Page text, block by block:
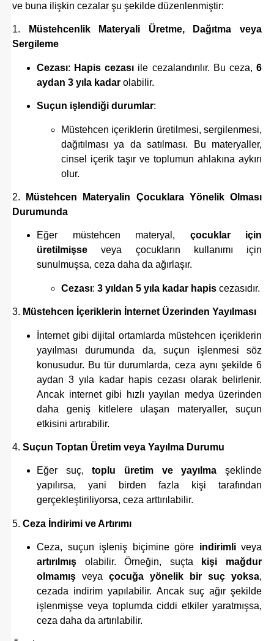
ve buna ilişkin cezalar şu şekilde düzenlenmiştir:
1.
Müstehcenlik Materyali Üretme, Dağıtma veya
Sergileme
Cezası: Hapis cezası ile cezalandırılır. Bu ceza,6
aydan 3 yıla kadar olabilir.
Suçun işlendiği durumlar:
Müstehcen içeriklerin üretilmesi, sergilenmesi,
dağıtılması ya da satılması. Bu materyaller,
cinsel içerik taşır ve toplumun ahlakına aykırı
olur.
2.
Müstehcen Materyalin Çocuklara Yönelik Olması
Durumunda
Eğer müstehcen materyal, çocuklar için
üretilmişse veya çocukların kullanımı için
sunulmuşsa, ceza daha da ağırlaşır.
Cezası: 3 yıldan 5 yıla kadar hapis cezasıdır.
3. Müstehcen İçeriklerin İnternet Üzerinden Yayılması
İnternet gibi dijital ortamlarda müstehcen içeriklerin
yayılması durumunda da, suçun işlenmesi söz
konusudur. Bu tür durumlarda, ceza aynı şekilde 6
aydan 3 yıla kadar hapis cezası olarak belirlenir.
Ancak internet gibi hızlı yayılan medya üzerinden
daha geniş kitlelere ulaşan materyaller, suçun
etkisini artırabilir.
4. Suçun Toptan Üretim veya Yayılma Durumu
Eğer suç,toplu üretim ve yayılma şeklinde
yapılırsa, yani birden fazla kişi tarafından
gerçekleştiriliyorsa, ceza arttırılabilir.
5. Ceza İndirimi ve Artırımı
Ceza, suçun işleniş biçimine göre indirimliveya
artırılmış olabilir. Örneğin, suçta
kişi mağdur
olmamış veya çocuğa yönelik bir suç yoksa,
cezada indirim yapılabilir. Ancak suç ağır şekilde
işlenmişse veya toplumda ciddi etkiler yaratmışsa,
ceza daha da artırılabilir.